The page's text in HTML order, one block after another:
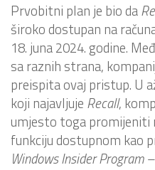
Prvobitni plan je bio da
široko dostupan na
18. juna 2024. godine.
sa raznih strana,
preispita ovaj pristup. U
koji najavljuje Recall,
umjesto toga promijeniti
funkciju dostupnom kao
Windows Insider Program